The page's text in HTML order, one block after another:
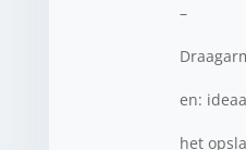
–
en:
het